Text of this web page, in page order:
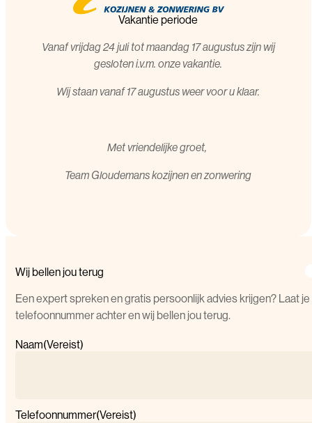
Vakantie periode
Vanaf vrijdag 24 juli tot maandag 17 augustus zijn wij
gesloten i.v.m. onze vakantie.
Wij staan vanaf 17 augustus weer voor u klaar.
Met vriendelijke groet,
Team Gloudemans kozijnen en zonwering
Wij bellen jou terug
Een expert spreken en gratis persoonlijk advies krijgen? Laat je
telefoonnummer achter en wij bellen jou terug.
Naam(Vereist)
Telefoonnummer(Vereist)